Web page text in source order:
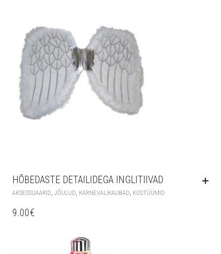
HÕBEDASTE DETAILIDEGA INGLITIIVAD
AKSESSUAARID JÕULUD KARNEVALIKAUBAD KOSTÜÜMID
9.00€